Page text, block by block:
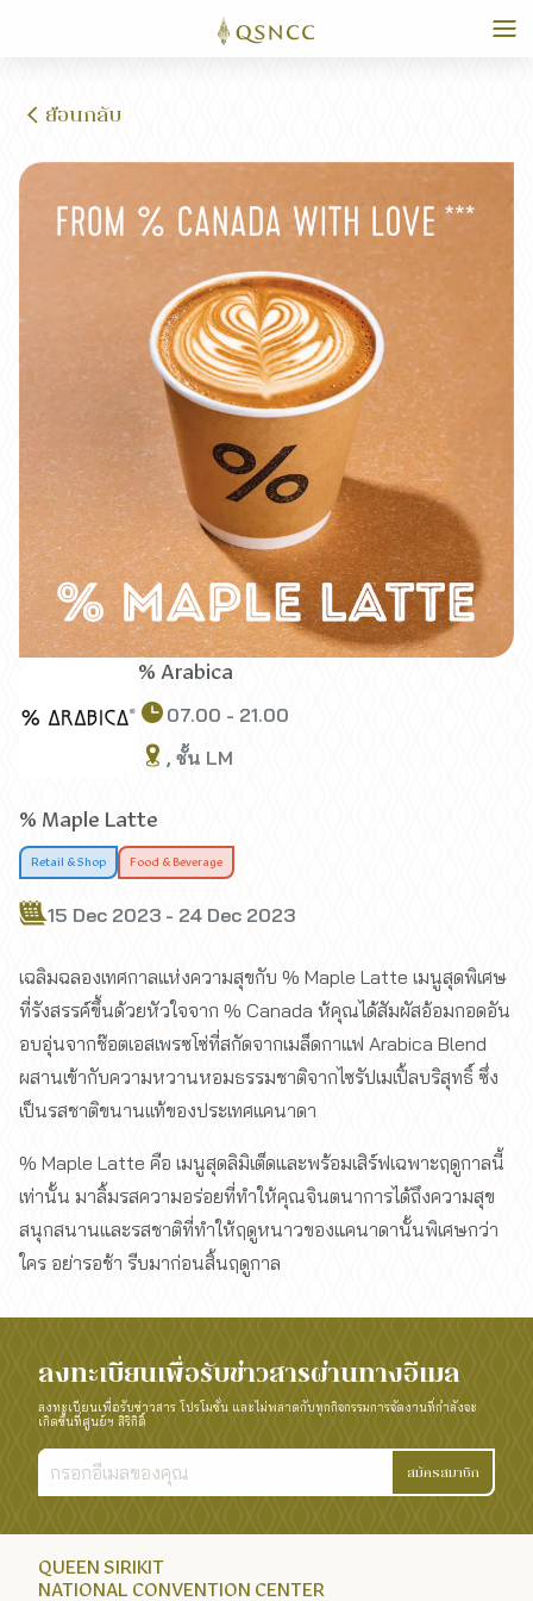
ย้อนกลับ
% Arabica
07.00 - 21.00
, ชั้น LM
% Maple Latte
Retail & Shop Food & Beverage
15 Dec 2023 - 24 Dec 2023
เฉลิมฉลองเทศกาลแห่งความสุขกับ % Maple Latte เมนูสุดพิเศษ
ที่รังสรรค์ขึ้นด้วยหัวใจจาก % Canada ห้คุณได้สัมผัสอ้อมกอดอัน
อบอุ่นจากช๊อตเอสเพรซโซ่ที่สกัดจากเมล็ดกาแฟ Arabica Blend
ผสานเข้ากับความหวานหอมธรรมชาติจากไซรัปเมเปิ้ลบริสุทธิ์ ซึ่ง
เป็นรสชาติขนานเเท้ของประเทศเเคนาดา
% Maple Latte คือ เมนูสุดลิมิเต็ดและพร้อมเสิร์ฟเฉพาะฤดูกาลนี้
เท่านั้น มาลิ้มรสความอร่อยที่ทำให้คุณจินตนาการได้ถึงความสุข
สนุกสนานและรสชาติที่ทำให้ฤดูหนาวของแคนาดานั้นพิเศษกว่า
ใคร อย่ารอช้า รีบมาก่อนสิ้นฤดูกาล
ลงทะเบียนเพื่อรับข่าวสารผ่านทางอีเมล
ลงทะเบียนเพื่อรับข่าวสาร โปรโมชั่น และไม่พลาดกับทุกกิจกรรมการจัดงานที่กำลังจะ
เกิดขึ้นที่ศูนย์ฯ สิริกิติ์
สมัครสมาชิก
QUEEN SIRIKIT
NATIONAL CONVENTION CENTER